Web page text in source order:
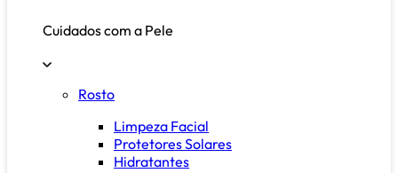
Cuidados com a Pele
Rosto
Limpeza Facial
Protetores Solares
Hidratantes